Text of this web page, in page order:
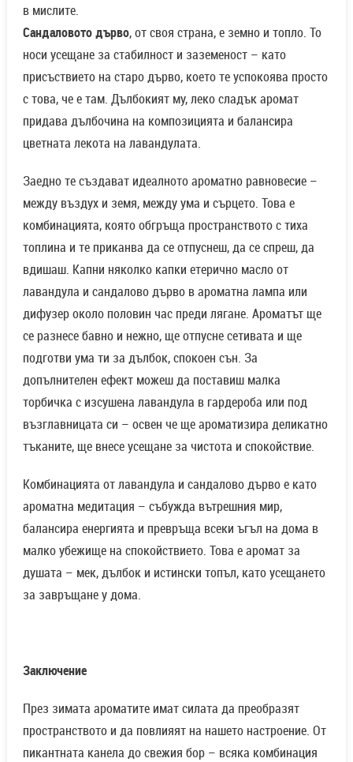
в мислите.
Сандаловото дърво, от своя страна, е земно и топло. То
носи усещане за стабилност и заземеност – като
присъствието на старо дърво, което те успокоява просто
с това, че е там. Дълбокият му, леко сладък аромат
придава дълбочина на композицията и балансира
цветната лекота на лавандулата.
Заедно те създават идеалното ароматно равновесие –
между въздух и земя, между ума и сърцето. Това е
комбинацията, която обгръща пространството с тиха
топлина и те приканва да се отпуснеш, да се спреш, да
вдишаш. Капни няколко капки етерично масло от
лавандула и сандалово дърво в ароматна лампа или
дифузер около половин час преди лягане. Ароматът ще
се разнесе бавно и нежно, ще отпусне сетивата и ще
подготви ума ти за дълбок, спокоен сън. За
допълнителен ефект можеш да поставиш малка
торбичка с изсушена лавандула в гардероба или под
възглавницата си – освен че ще ароматизира деликатно
тъканите, ще внесе усещане за чистота и спокойствие.
Комбинацията от лавандула и сандалово дърво е като
ароматна медитация – събужда вътрешния мир,
балансира енергията и превръща всеки ъгъл на дома в
малко убежище на спокойствието. Това е аромат за
душата – мек, дълбок и истински топъл, като усещането
за завръщане у дома.
Заключение
През зимата ароматите имат силата да преобразят
пространството и да повлияят на нашето настроение. От
пикантната канела до свежия бор – всяка комбинация